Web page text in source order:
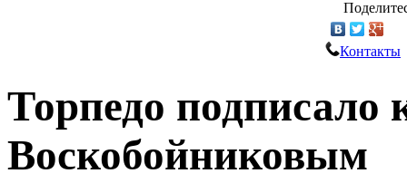
Контакты
Торпедо подписало
Воскобойниковым